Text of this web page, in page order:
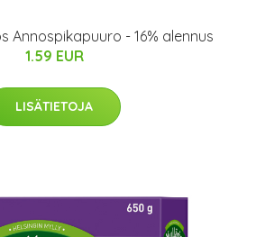
Annospikapuuro - 16% alennus
1.59 EUR
LISÄTIETOJA